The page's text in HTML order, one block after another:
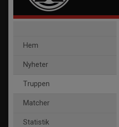
Hem
Nyheter
Truppen
Matcher
Statistik